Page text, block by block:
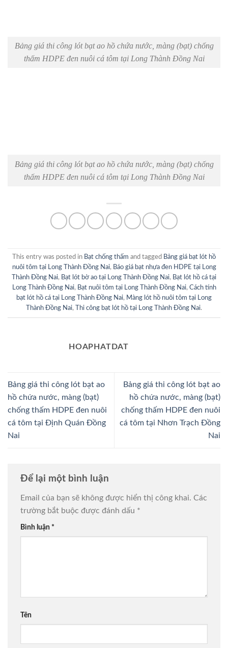
Bảng giá thi công lót bạt ao hồ chứa nước, màng (bạt) chống
thấm HDPE đen nuôi cá tôm tại Long Thành Đồng Nai
Bảng giá thi công lót bạt ao hồ chứa nước, màng (bạt) chống
thấm HDPE đen nuôi cá tôm tại Long Thành Đồng Nai
This entry was posted in Bạt chống thấm and tagged Bảng giá bạt lót hồ
nuôi tôm tại Long Thành Đồng Nai, Báo giá bạt nhựa đen HDPE tại Long
Thành Đồng Nai, Bạt lót bờ ao tại Long Thành Đồng Nai, Bạt lót hồ cá tại
Long Thành Đồng Nai, Bạt nuôi tôm tại Long Thành Đồng Nai, Cách tính
bạt lót hồ cá tại Long Thành Đồng Nai, Màng lót hồ nuôi tôm tại Long
Thành Đồng Nai, Thi công bạt lót hồ tại Long Thành Đồng Nai.
HOAPHATDAT
Bảng giá thi công lót bạt ao
hồ chứa nước, màng (bạt)
chống thấm HDPE đen nuôi
cá tôm tại Định Quán Đồng
Nai
Bảng giá thi công lót bạt ao
hồ chứa nước, màng (bạt)
chống thấm HDPE đen nuôi
cá tôm tại Nhơn Trạch Đồng
Nai
Để lại một bình luận
Email của bạn sẽ không được hiển thị công khai. Các
trường bắt buộc được đánh dấu *
Bình luận *
Tên